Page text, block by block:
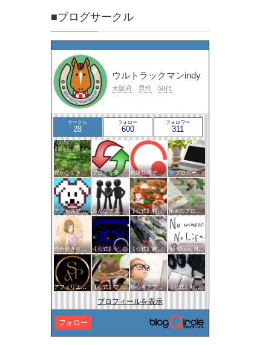
■ブログサークル
ウルトラックマンindy
大阪府 男性 50代
サークル
28
フォロー
600
フォロワー
311
豊かな生き方サークル ブログを更新したらここで報告 相乗効果でWINWIN!「はてブ・ランキング」応援サークル！！！ ブロガー応援&更新報告♪
アクセスアップのお手伝い！ブログサークルあんてな みんなで気軽にアクセスアップ 【公式】料理・グルメサークル 趣味のブログを楽しむ会
自分磨きサークル 【公式】ゲームサークル 【公式】趣味サークル No Music No Life
アフィリエイト 【公式】ファッション・美容サークル 初心者アフィリエイター♪♪ 【公式】社会・経済サークル
プロフィールを表示
フォロー